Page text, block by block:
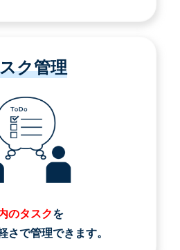
ク管理
のタスクを
さで管理できます。